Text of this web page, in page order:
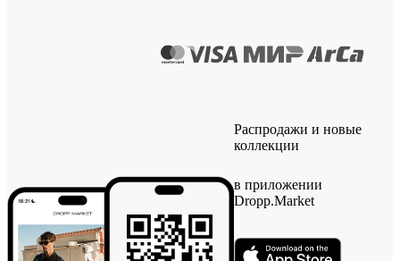
Распродажи и новые
коллекции
в приложении
Dropp.Market